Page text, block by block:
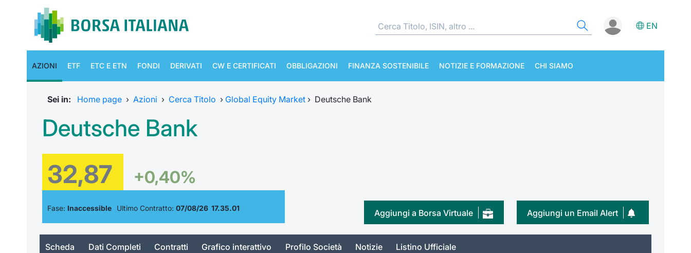
EN
AZIONI ETF ETC E ETN FONDI DERIVATI CW E CERTIFICATI OBBLIGAZIONI FINANZA SOSTENIBILE NOTIZIE E FORMAZIONE CHI SIAMO
Sei in: Home page › Azioni › Cerca Titolo › Global Equity Market › Deutsche Bank
Deutsche Bank
32,87 +0,40%
Fase: Inaccessible Ultimo Contratto: 07/08/26 17.35.01 Aggiungi un Email Alert
Aggiungi a Borsa Virtuale
Scheda Dati Completi Contratti Grafico interattivo Profilo Società Notizie Listino Ufficiale